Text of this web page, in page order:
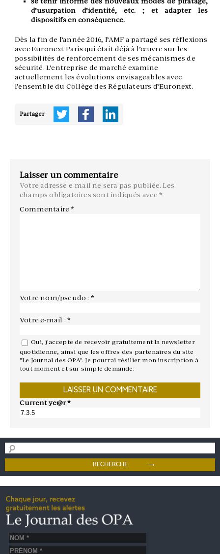
d’usurpation d’identité, etc. ; et adapter les
dispositifs en conséquence.
Dès la fin de l’année 2016, l’AMF a partagé ses réflexions
avec Euronext Paris qui était déjà à l’œuvre sur les
possibilités de renforcement de ses mécanismes de
sécurité. L’entreprise de marché examine
actuellement les évolutions envisageables avec
l’ensemble du Collège des Régulateurs d’Euronext.
Partager
Laisser un commentaire
Votre adresse e-mail ne sera pas publiée. Les
champs obligatoires sont indiqués avec *
Commentaire*
Votre nom/pseudo : *
Votre e-mail : *
Oui, j'accepte de recevoir gratuitement la newsletter
quotidienne, ainsi que les offres des partenaires du site
"Le Journal des OPA". Je pourrai résilier mon inscription à
tout moment et sur simple demande.
Current ye@r*